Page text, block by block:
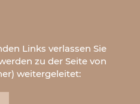
Links verlassen Sie
zu der Seite von
weitergeleitet: